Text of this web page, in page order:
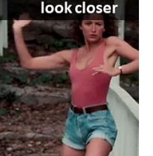
razgovor.
koja vas zatiče
sebi šta osećate.